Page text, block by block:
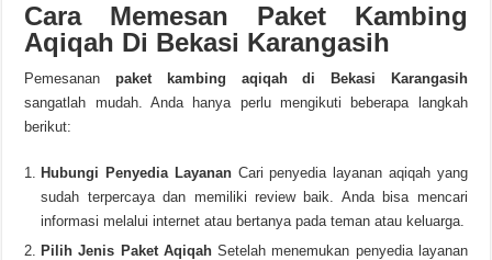
Cara Memesan Paket Kambing
Aqiqah Di Bekasi Karangasih
Pemesanan paket kambing aqiqah di Bekasi Karangasih
sangatlah mudah. Anda hanya perlu mengikuti beberapa langkah
berikut:
Hubungi Penyedia LayananCari penyedia layanan aqiqah yang
sudah terpercaya dan memiliki review baik. Anda bisa mencari
informasi melalui internet atau bertanya pada teman atau keluarga.
Pilih Jenis Paket AqiqahSetelah menemukan penyedia layanan